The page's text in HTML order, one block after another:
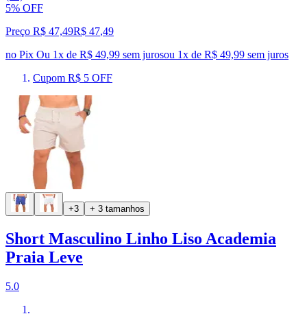
5% OFF
Preço R$ 47,49R$ 47,49
no Pix Ou 1x de R$ 49,99 sem jurosou 1x de R$ 49,99 sem juros
Cupom R$ 5 OFF
+3 + 3 tamanhos
Short Masculino Linho Liso Academia
Praia Leve
5.0